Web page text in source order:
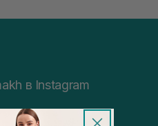
в Instagram